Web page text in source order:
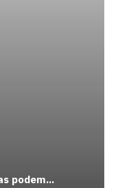
podem...